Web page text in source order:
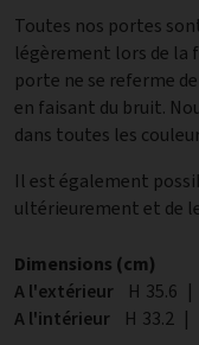
Toutes nos portes
légèrement lors de la
porte ne se referme
en faisant du bruit.
dans toutes les
Il est également
ultérieurement et de
Dimensions (cm)
A l'extérieur
Hauteur
H 35.6 |
A l'intérieur
Hauteur
H 33.2 |